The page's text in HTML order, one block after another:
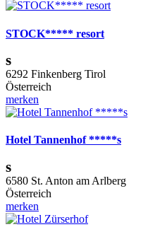
STOCK***** resort
s
6292 Finkenberg Tirol
Österreich
merken
Hotel Tannenhof *****s
s
6580 St. Anton am Arlberg
Österreich
merken